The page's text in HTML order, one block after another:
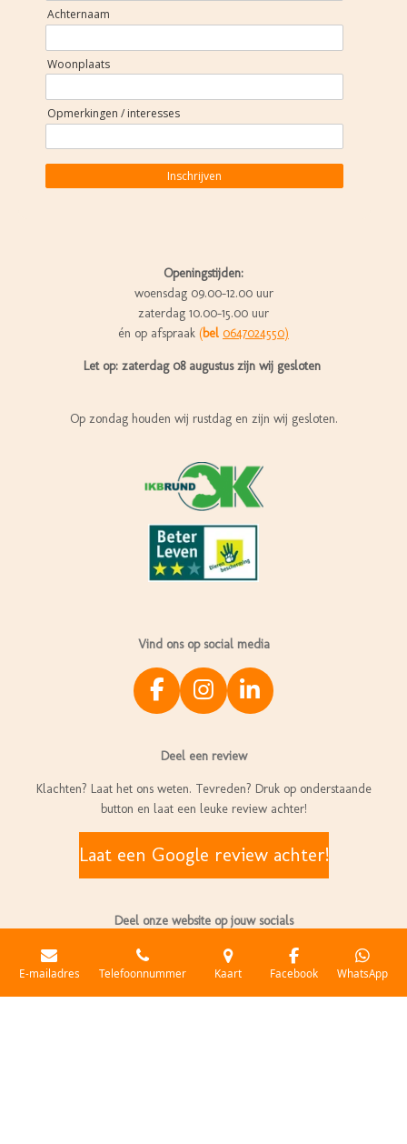
Achternaam
Woonplaats
Opmerkingen / interesses
Inschrijven
Openingstijden:
woensdag 09.00-12.00 uur
zaterdag 10.00-15.00 uur
én op afspraak (bel 0647024550)
Let op: zaterdag 08 augustus zijn wij gesloten
Op zondag houden wij rustdag en zijn wij gesloten.
Vind ons op social media
F
e
b
o
o
k
I
t
a
g
r
a
m
L
e
d
I
n
Deel een review
Klachten? Laat het ons weten. Tevreden? Druk op onderstaande
button en laat een leuke review achter!
Laat een Google review achter!
Deel onze website op jouw socials
e
l
e
e
a
P
n
D
e
l
Algemene Voorwaarden|Klachten
E-mailadres Telefoonnummer Kaart Facebook WhatsApp